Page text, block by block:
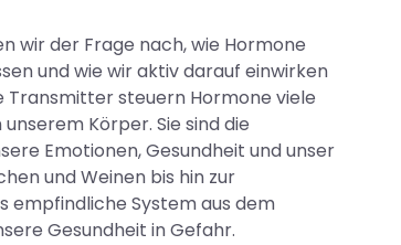
wir der Frage nach, wie Hormone
und wie wir aktiv darauf einwirken
Transmitter steuern Hormone viele
Körper. Sie sind die
Emotionen, Gesundheit und unser
und Weinen bis hin zur
empfindliche System aus dem
Gesundheit in Gefahr.